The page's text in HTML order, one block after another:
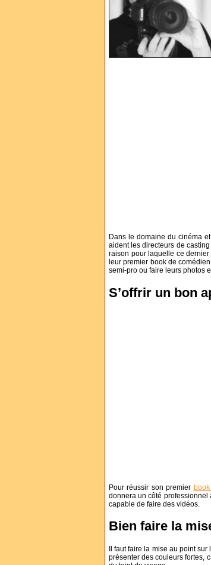
Dans le domaine du cinéma
aident les directeurs de
raison pour laquelle ce
leur premier book de
semi-pro ou faire leurs photos
S’offrir un bon
Pour réussir son premier
donnera un côté professionnel
capable de faire des vidéos.
Bien faire la
Il faut faire la mise au point sur
présenter des couleurs fortes,